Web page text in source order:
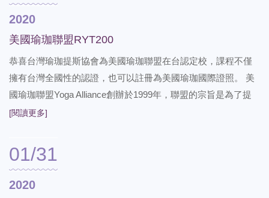
2020
美國瑜珈聯盟RYT200
恭喜台灣瑜珈提斯協會為美國瑜珈聯盟在台認定校，課程不僅
擁有台灣全國性的認證，也可以註冊為美國瑜珈國際證照。 美
國瑜珈聯盟Yoga Alliance創辦於1999年，聯盟的宗旨是為了提
供瑜珈老師及師資培訓一個世界級公認的專業平台，目前是世
國際肯定。由內心出發透過流暢優美的體位法，將身心靈與大
自然結合。透過不斷的鍛鍊，讓心 靈更自由，內心更寬闊！ 國
際課程，不僅有完整的系統瑜珈課程，解剖肌動學原理，還有
[閱讀更多]
01/31
2020